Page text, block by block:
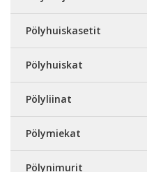
Pölyhuiskasetit
Pölyhuiskat
Pölyliinat
Pölymiekat
Pölynimurit